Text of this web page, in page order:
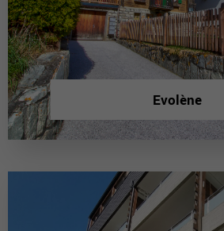
Evolène